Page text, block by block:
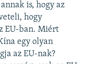
is, hogy az
hogy
EU-ban. Miért
egy olyan
az EU-nak?